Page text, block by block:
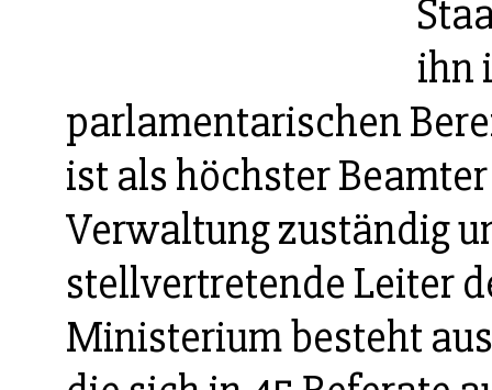
ihn
parlamentarischen
ist als höchster
Verwaltung zuständig
stellvertretende Leiter
Ministerium besteht